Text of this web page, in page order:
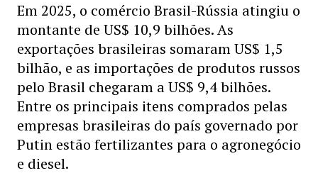
Em 2025, o comércio Brasil-Rússia atingiu o
montante de US$ 10,9 bilhões. As
exportações brasileiras somaram US$ 1,5
bilhão, e as importações de produtos russos
pelo Brasil chegaram a US$ 9,4 bilhões.
Entre os principais itens comprados pelas
empresas brasileiras do país governado por
Putin estão fertilizantes para o agronegócio
e diesel.